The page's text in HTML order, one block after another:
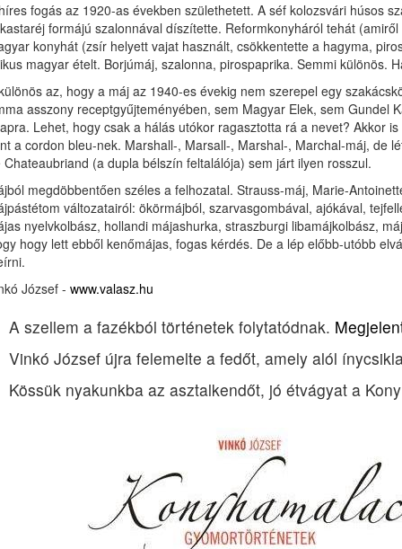
fogás az 1920-as években születhetett. A séf kolozsvári húsos
formájú szalonnával díszítette. Reformkonyháról tehát
konyhát (zsír helyett vajat használt, csökkentette a hagyma,
magyar ételt. Borjúmáj, szalonna, pirospaprika. Semmi különös.
az, hogy a máj az 1940-es évekig nem szerepel egy
asszony receptgyűjteményében, sem Magyar Elek, sem Gundel
Lehet, hogy csak a hálás utókor ragasztotta rá a nevet? Akkor
a cordon bleu-nek. Marshall-, Marsall-, Marshal-, Marchal-máj, de
Chateaubriand (a dupla bélszín feltalálója) sem járt ilyen rosszul.
megdöbbentően széles a felhozatal. Strauss-máj, Marie-
változatairól: ökörmájból, szarvasgombával, ajókával,
nyelvkolbász, hollandi májashurka, straszburgi libamájkolbász,
hogy lett ebből kenőmájas, fogas kérdés. De a lép előbb-utóbb
József - www.valasz.hu
A szellem a fazékból történetek folytatódnak.
Vinkó József újra felemelte a fedőt, amely alól
Kössük nyakunkba az asztalkendőt, jó étvágyat a